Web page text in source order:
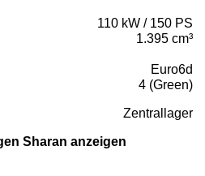
110 kW / 150 PS
1.395 cm³
Euro6d
4 (Green)
Zentrallager
Sharan anzeigen